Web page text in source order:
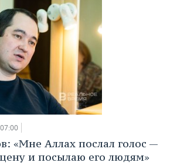
«Мне Аллах послал голос —
и посылаю его людям»